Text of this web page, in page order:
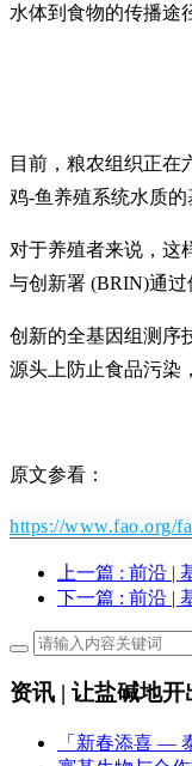
水体到食物的传播途
目前，粮农组织正在
鸡-鱼养殖系统水质
对于养殖者来说，这
与创新署 (BRIN)通
创新的全基因组测序
源头上防止食品污染
原文参看：
https://www.fao.org/
上一篇 : 前沿 |
下一篇 : 前沿 |
资讯 | 让盐碱地
「新春添喜 —